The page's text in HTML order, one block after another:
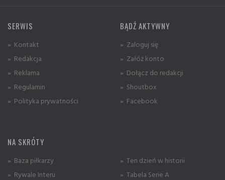
SERWIS
» Kontakt
» Redakcja
» Reklama
» Regulamin
» Polityka prywatności
BĄDŹ AKTYWNY
» Zaloguj się
» Załóż konto
» Dołącz do redakcji
» Shoutbox
» Facebook
NA SKRÓTY
» Baza piłkarzy
» Rywale Interu
» Ten dzień w historii
» Tabela Serie A